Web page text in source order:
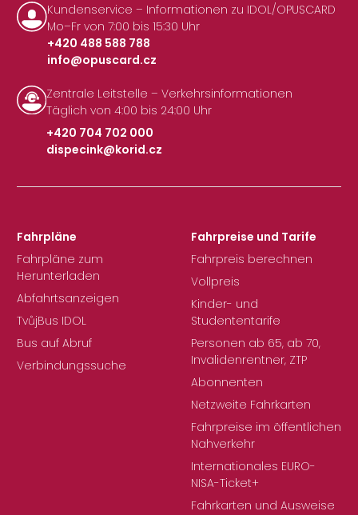
Kundenservice – Informationen zu IDOL/OPUSCARD
Mo–Fr von 7:00 bis 15:30 Uhr
+420 488 588 788
|
info@opuscard.cz
Zentrale Leitstelle – Verkehrsinformationen
Täglich von 4:00 bis 24:00 Uhr
+420 704 702 000
|
dispecink@korid.cz
Fahrpläne
Fahrpläne zum
Herunterladen
Abfahrtsanzeigen
TvůjBus IDOL
Bus auf Abruf
Verbindungssuche
Fahrpreise und Tarife
Fahrpreis berechnen
Vollpreis
Kinder- und
Studententarife
Personen ab 65, ab 70,
Invalidenrentner, ZTP
Abonnenten
Netzweite Fahrkarten
Fahrpreise im öffentlichen
Nahverkehr
Internationales EURO-
NISA-Ticket+
Fahrkarten und Ausweise